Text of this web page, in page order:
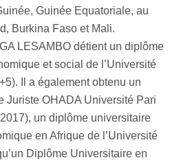
Guinée Equatoriale, au
Burkina Faso et Mali.
LESAMBO détient un diplôme
et social de l’Université
Il a également obtenu un
Juriste OHADA Université Pari
un diplôme universitaire
en Afrique de l’Université
Diplôme Universitaire en